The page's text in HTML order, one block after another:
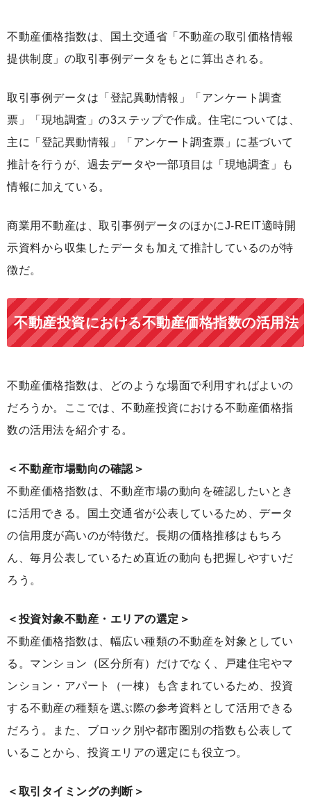
不動産価格指数は、国土交通省「不動産の取引価格情報
提供制度」の取引事例データをもとに算出される。
取引事例データは「登記異動情報」「アンケート調査
票」「現地調査」の3ステップで作成。住宅については、
主に「登記異動情報」「アンケート調査票」に基づいて
推計を行うが、過去データや一部項目は「現地調査」も
情報に加えている。
商業用不動産は、取引事例データのほかにJ-REIT適時開
示資料から収集したデータも加えて推計しているのが特
徴だ。
不動産投資における不動産価格指数の活用法
不動産価格指数は、どのような場面で利用すればよいの
だろうか。ここでは、不動産投資における不動産価格指
数の活用法を紹介する。
＜不動産市場動向の確認＞
不動産価格指数は、不動産市場の動向を確認したいとき
に活用できる。国土交通省が公表しているため、データ
の信用度が高いのが特徴だ。長期の価格推移はもちろ
ん、毎月公表しているため直近の動向も把握しやすいだ
ろう。
＜投資対象不動産・エリアの選定＞
不動産価格指数は、幅広い種類の不動産を対象としてい
る。マンション（区分所有）だけでなく、戸建住宅やマ
ンション・アパート（一棟）も含まれているため、投資
する不動産の種類を選ぶ際の参考資料として活用できる
だろう。また、ブロック別や都市圏別の指数も公表して
いることから、投資エリアの選定にも役立つ。
＜取引タイミングの判断＞